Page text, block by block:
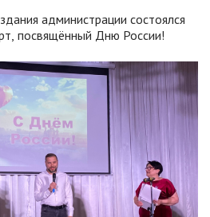
администрации состоялся
посвящённый Дню России!